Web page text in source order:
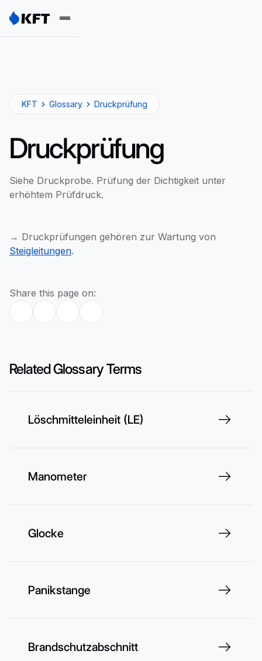
KFT Glossary Druckprüfung
Druckprüfung
Siehe Druckprobe. Prüfung der Dichtigkeit unter
erhöhtem Prüfdruck.
→ Druckprüfungen gehören zur Wartung von
Steigleitungen.
Share this page on:
Related Glossary Terms
Löschmitteleinheit (LE)
Manometer
Glocke
Panikstange
Brandschutzabschnitt